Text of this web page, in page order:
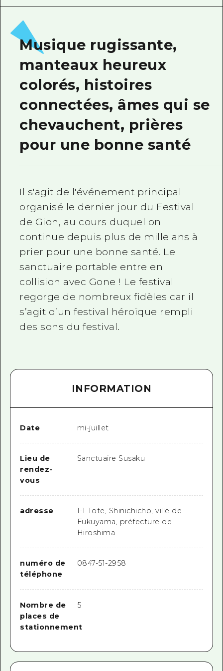
Téléchargement de Photos
Informations sur le transport en
Brochure touristique
Musique rugissante,
manteaux heureux
colorés, histoires
connectées, âmes qui se
chevauchent, prières
pour une bonne santé
Il s'agit de l'événement principal
organisé le dernier jour du Festival
de Gion, au cours duquel on
continue depuis plus de mille ans à
prier pour une bonne santé. Le
sanctuaire portable entre en
collision avec Gone ! Le festival
regorge de nombreux fidèles car il
s’agit d’un festival héroïque rempli
des sons du festival.
INFORMATION
Date mi-juillet
Lieu de
rendez-
vous
Sanctuaire Susaku
adresse
1-1 Tote, Shinichicho, ville de
Fukuyama, préfecture de
Hiroshima
numéro de
téléphone
0847-51-2958
Nombre de
places de
stationnement
5